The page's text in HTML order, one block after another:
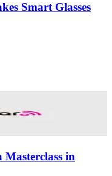
Smart Glasses
Masterclass in